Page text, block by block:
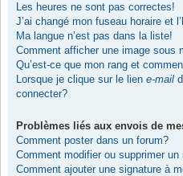
Les heures ne sont pas correctes!
J’ai changé mon fuseau horaire et
Ma langue n’est pas dans la liste!
Comment afficher une image sous
Qu’est-ce que mon rang et
Lorsque je clique sur le lien e-mail
connecter?
Problèmes liés aux envois de
Comment poster dans un forum?
Comment modifier ou supprimer un
Comment ajouter une signature à